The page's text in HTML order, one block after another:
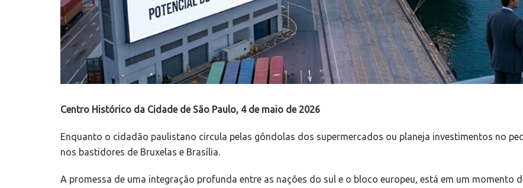
Centro Histórico da Cidade de São Paulo, 4 de maio de 2026
Enquanto o cidadão paulistano circula pelas gôndolas dos supermercados ou planeja investimentos no
nos bastidores de Bruxelas e Brasília.
A promessa de uma integração profunda entre as nações do sul e o bloco europeu, está em um momento